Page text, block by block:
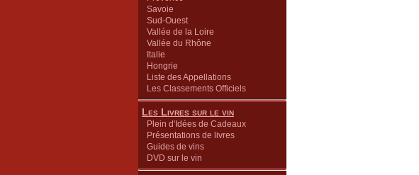
Savoie
Sud-Ouest
Vallée de la Loire
Vallée du Rhône
Italie
Hongrie
Liste des Appellations
Les Classements Officiels
Les Livres sur le vin
Plein d'Idées de Cadeaux
Présentations de livres
Guides de vins
DVD sur le vin